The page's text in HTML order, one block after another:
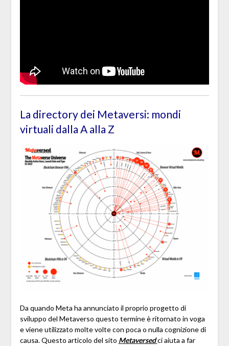
La directory dei Metaversi: mondi
virtuali dalla A alla Z
Da quando Meta ha annunciato il proprio progetto di
sviluppo del Metaverso questo termine è ritornato in voga
e viene utilizzato molte volte con poca o nulla cognizione di
causa. Questo articolo del sito Metaversed ci aiuta a far